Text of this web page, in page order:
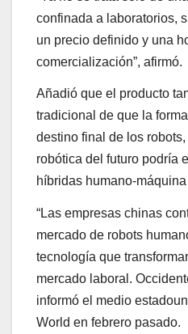
confinada a laboratorios,
un precio definido y una
comercialización”, afirmó.
Añadió que el producto
tradicional de que la
destino final de los
robótica del futuro podría
híbridas humano-
“Las empresas chinas
mercado de robots
tecnología que
mercado laboral.
informó el medio
World en febrero pasado.